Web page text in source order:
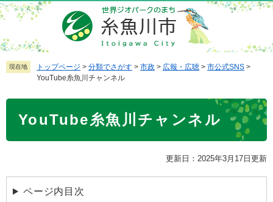
ペ
ー
ジ
の
先
メ
ニ
ュ
ー
を
本
現在地 トップページ > 分類でさがす > 市政 > 広報・広聴 > 市公式SNS >
YouTube糸魚川チャンネル
YouTube糸魚川チャンネル
更新日：2025年3月17日更新
ページ内目次